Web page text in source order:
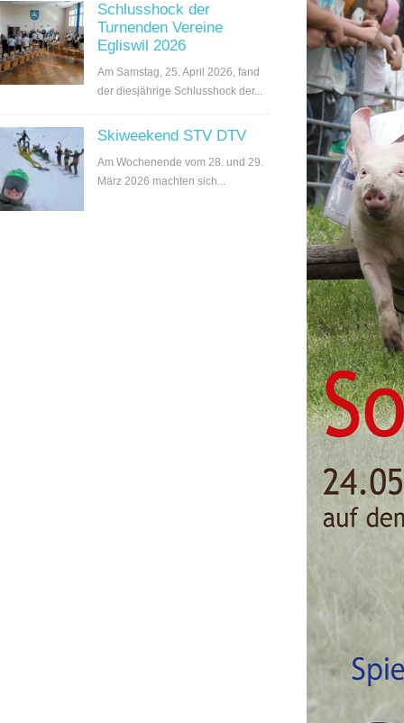
Schlusshock der
Turnenden Vereine
Egliswil 2026
Am Samstag, 25. April 2026, fand
der diesjährige Schlusshock der...
Skiweekend STV DTV
Am Wochenende vom 28. und 29.
März 2026 machten sich...